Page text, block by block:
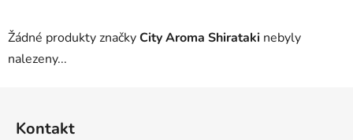
Žádné produkty značkyCity Aroma Shirataki nebyly
nalezeny...
Kontakt